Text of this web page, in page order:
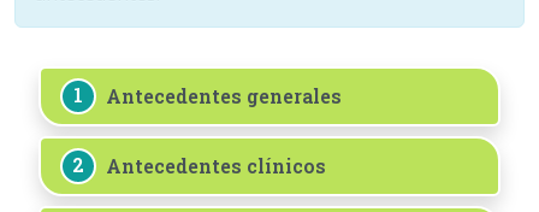
1 Antecedentes generales
2 Antecedentes clínicos